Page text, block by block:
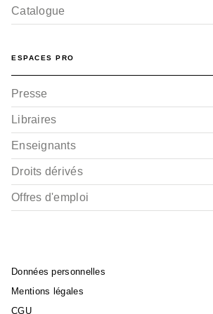
Catalogue
ESPACES PRO
Presse
Libraires
Enseignants
Droits dérivés
Offres d'emploi
Données personnelles
Mentions légales
CGU